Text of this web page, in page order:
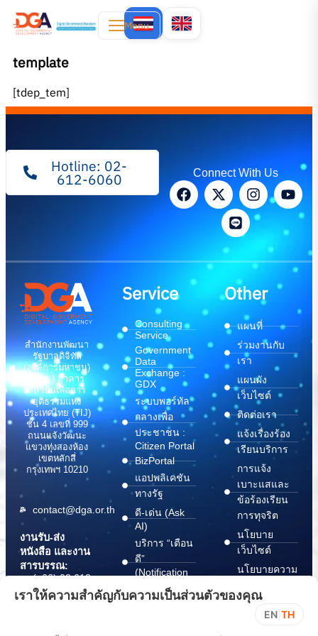
Menu
template
[tdep_tem]
Hotline: 02-
612-6060 Connect With Us
สำนักงานพัฒนา
รัฐบาลดิจิทัล
(องค์การมหาชน)
(สพร.) อาคาร
สถาบันเพื่อการ
ยุติธรรมแห่ง
ประเทศไทย (TIJ)
ชั้น 4 เลขที่ 999
ถนนแจ้งวัฒนะ
แขวงทุ่งสองห้อง
เขตหลักสี่
กรุงเทพฯ 10210
contact@dga.or.th
งานรับ-ส่ง
หนังสือ และงาน
สารบรรณ:
(+66) 02 612
6000
saraban@dga.or.th
Service
Consulting
Service
Government
Data
Exchange :
GDX
ระบบพอร์ทัล
กลางเพื่อ
ประชาชน :
Citizen Portal
BizPortal
แอปพลิเคชัน
ทางรัฐ
ดี-เด่น (Ask
AI)
บริการ “เตือน
ดี”
(Notification
บริการ
Other
แผนที่
ร่วมงานกับ
เรา
แผนผัง
เว็บไซต์
ติดต่อเรา
แจ้งเรื่องร้อง
เรียนบริการ
การแจ้ง
เบาะแสและ
ข้อร้องเรียน
การทุจริต
นโยบาย
เว็บไซต์
นโยบายความ
ปลอดภัย
สารสนเทศ
เราให้ความสำคัญกับความเป็นส่วนตัวของคุณ
EN TH